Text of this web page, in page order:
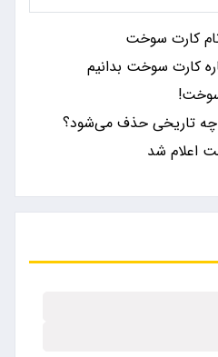
کارت سوخت
کارت سوخت بدانیم
سوخت!
چه تاریخی حذف می‌شود؟
اعلام شد